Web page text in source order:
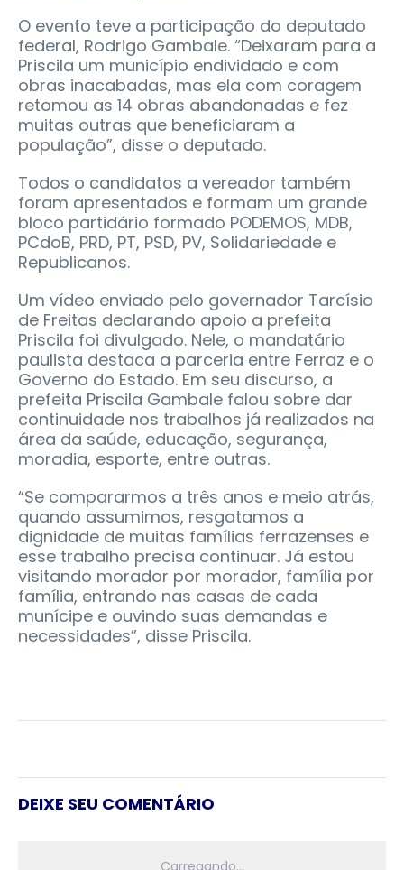
O evento teve a participação do deputado
federal, Rodrigo Gambale. “Deixaram para a
Priscila um município endividado e com
obras inacabadas, mas ela com coragem
retomou as 14 obras abandonadas e fez
muitas outras que beneficiaram a
população”, disse o deputado.
Todos o candidatos a vereador também
foram apresentados e formam um grande
bloco partidário formado PODEMOS, MDB,
PCdoB, PRD, PT, PSD, PV, Solidariedade e
Republicanos.
Um vídeo enviado pelo governador Tarcísio
de Freitas declarando apoio a prefeita
Priscila foi divulgado. Nele, o mandatário
paulista destaca a parceria entre Ferraz e o
Governo do Estado. Em seu discurso, a
prefeita Priscila Gambale falou sobre dar
continuidade nos trabalhos já realizados na
área da saúde, educação, segurança,
moradia, esporte, entre outras.
“Se compararmos a três anos e meio atrás,
quando assumimos, resgatamos a
dignidade de muitas famílias ferrazenses e
esse trabalho precisa continuar. Já estou
visitando morador por morador, família por
família, entrando nas casas de cada
munícipe e ouvindo suas demandas e
necessidades”, disse Priscila.
DEIXE SEU COMENTÁRIO